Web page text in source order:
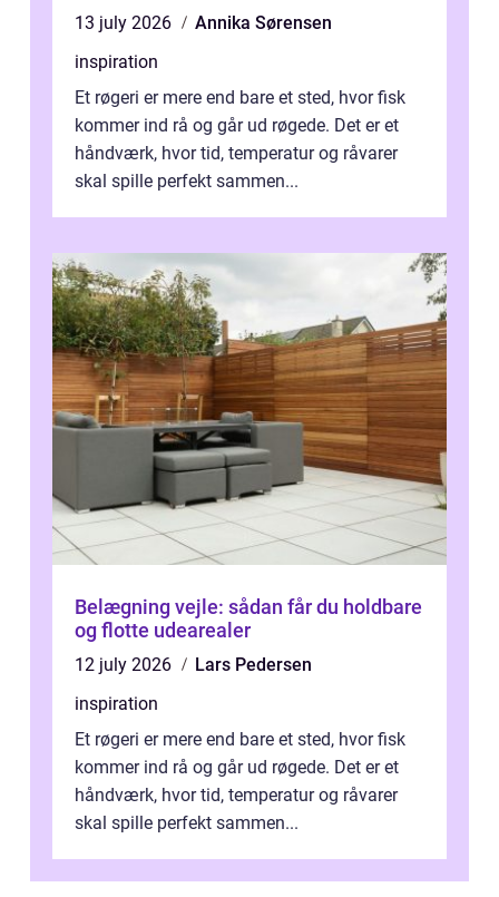
13 july 2026
Annika Sørensen
inspiration
Et røgeri er mere end bare et sted, hvor fisk
kommer ind rå og går ud røgede. Det er et
håndværk, hvor tid, temperatur og råvarer
skal spille perfekt sammen...
Belægning vejle: sådan får du holdbare
og flotte udearealer
12 july 2026
Lars Pedersen
inspiration
Et røgeri er mere end bare et sted, hvor fisk
kommer ind rå og går ud røgede. Det er et
håndværk, hvor tid, temperatur og råvarer
skal spille perfekt sammen...